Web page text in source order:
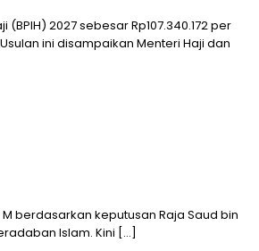
2027 sebesar Rp107.340.172 per
ini disampaikan Menteri Haji dan
berdasarkan keputusan Raja Saud bin
Islam. Kini […]